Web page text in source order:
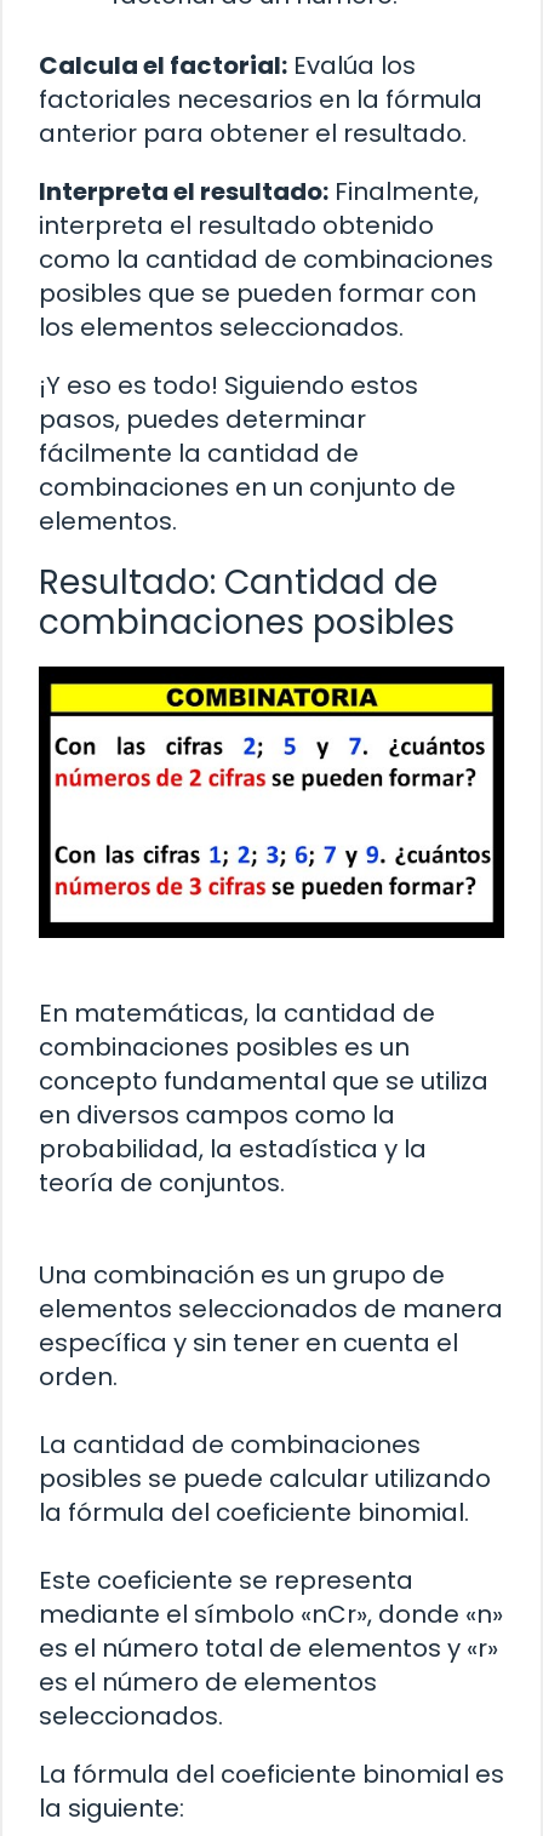
Calcula el factorial: Evalúa los
factoriales necesarios en la fórmula
anterior para obtener el resultado.
Interpreta el resultado: Finalmente,
interpreta el resultado obtenido
como la cantidad de combinaciones
posibles que se pueden formar con
los elementos seleccionados.
¡Y eso es todo! Siguiendo estos
pasos, puedes determinar
fácilmente la cantidad de
combinaciones en un conjunto de
elementos.
Resultado: Cantidad de
combinaciones posibles
En matemáticas, la cantidad de
combinaciones posibles es un
concepto fundamental que se utiliza
en diversos campos como la
probabilidad, la estadística y la
teoría de conjuntos.
Una combinación es un grupo de
elementos seleccionados de manera
específica y sin tener en cuenta el
orden.
La cantidad de combinaciones
posibles se puede calcular utilizando
la fórmula del coeficiente binomial.
Este coeficiente se representa
mediante el símbolo «nCr», donde «n»
es el número total de elementos y «r»
es el número de elementos
seleccionados.
La fórmula del coeficiente binomial es
la siguiente: